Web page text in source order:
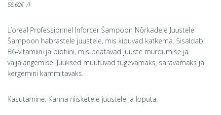
56.62€ /l
L’oreal Professionnel Inforcer Šampoon Nõrkadele Juustele
Šampoon habrastele juustele, mis kipuvad katkema. Sisaldab
B6-vitamiini ja biotiini, mis peatavad juuste murdumise ja
väljalangemise. Juuksed muutuvad tugevamaks, säravamaks ja
kergemini kammitavaks.
Kasutamine: Kanna niisketele juustele ja loputa.